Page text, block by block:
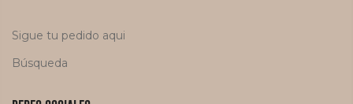
Sigue tu pedido aqui
Búsqueda